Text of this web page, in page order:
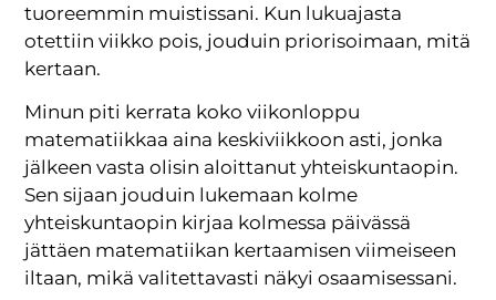
tuoreemmin muistissani. Kun lukuajasta
otettiin viikko pois, jouduin priorisoimaan, mitä
kertaan.
Minun piti kerrata koko viikonloppu
matematiikkaa aina keskiviikkoon asti, jonka
jälkeen vasta olisin aloittanut yhteiskuntaopin.
Sen sijaan jouduin lukemaan kolme
yhteiskuntaopin kirjaa kolmessa päivässä
jättäen matematiikan kertaamisen viimeiseen
iltaan, mikä valitettavasti näkyi osaamisessani.